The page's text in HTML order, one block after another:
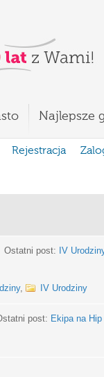
Najlepsze
Rejestracja
Ostatni post: IV
, IV Urodziny
post: Ekipa na